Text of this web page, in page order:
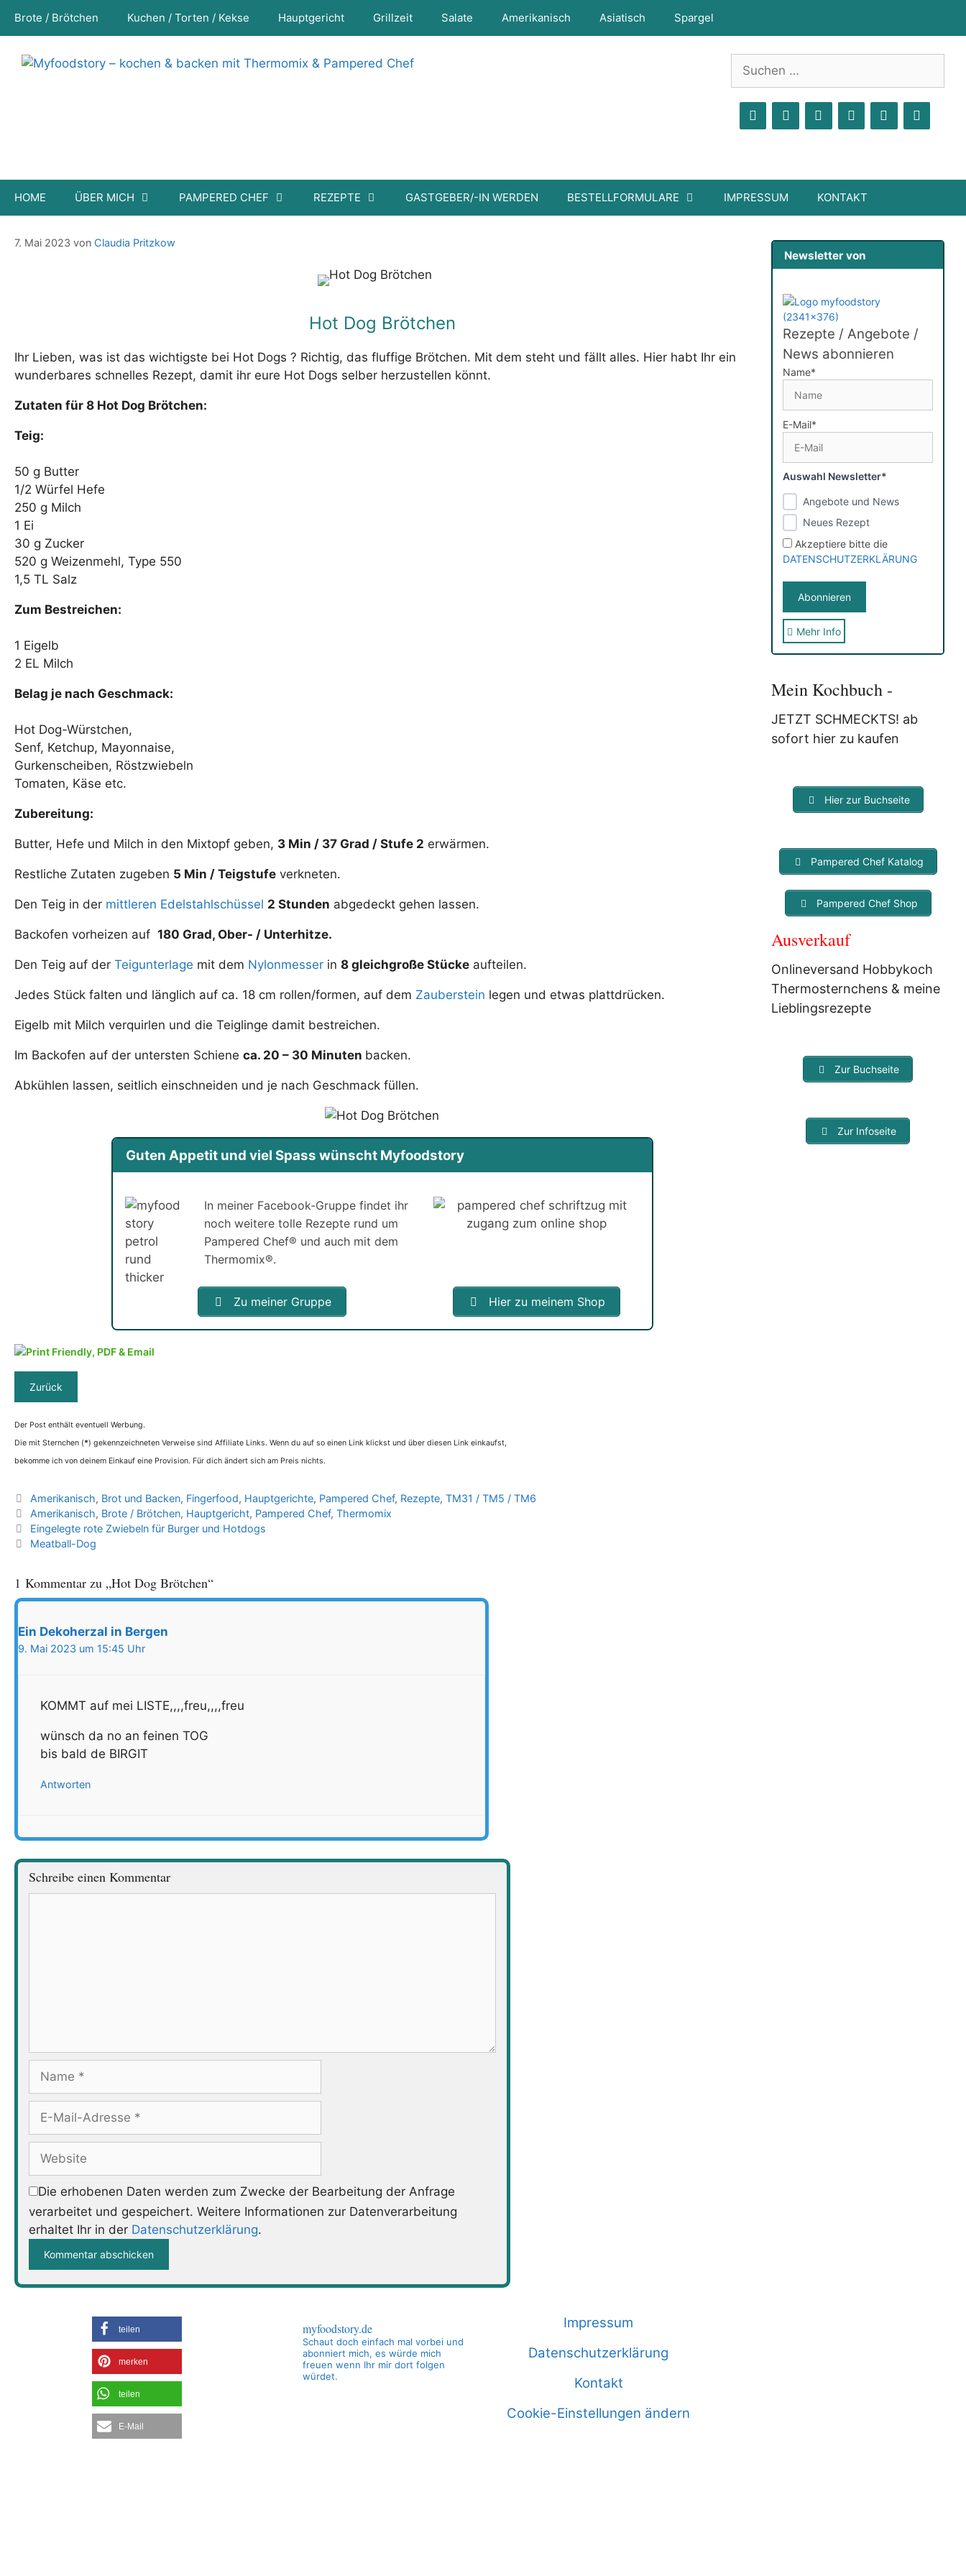
Inhalt
Brote / Brötchen Kuchen / Torten / Kekse Hauptgericht Grillzeit Salate Amerikanisch Asiatisch Spargel
Suchen
nach:
HOME ÜBER MICH PAMPERED CHEF REZEPTE GASTGEBER/-IN WERDEN BESTELLFORMULARE IMPRESSUM KONTAKT
Hot Dog Brötchen
7. Mai 2023 von Claudia Pritzkow
Hot Dog Brötchen
Ihr Lieben, was ist das wichtigste bei Hot Dogs ? Richtig, das fluffige Brötchen. Mit dem steht und fällt alles. Hier habt Ihr ein
wunderbares schnelles Rezept, damit ihr eure Hot Dogs selber herzustellen könnt.
Zutaten für 8 Hot Dog Brötchen:
Teig:
50 g Butter
1/2 Würfel Hefe
250 g Milch
1 Ei
30 g Zucker
520 g Weizenmehl, Type 550
1,5 TL Salz
Zum Bestreichen:
1 Eigelb
2 EL Milch
Belag je nach Geschmack:
Hot Dog-Würstchen,
Senf, Ketchup, Mayonnaise,
Gurkenscheiben, Röstzwiebeln
Tomaten, Käse etc.
Zubereitung:
Butter, Hefe und Milch in den Mixtopf geben, 3 Min / 37 Grad / Stufe 2 erwärmen.
Restliche Zutaten zugeben 5 Min / Teigstufe verkneten.
Den Teig in der mittleren Edelstahlschüssel 2 Stunden abgedeckt gehen lassen.
Backofen vorheizen auf 180 Grad, Ober- / Unterhitze.
Den Teig auf der Teigunterlage mit dem Nylonmesser in 8 gleichgroße Stücke aufteilen.
Jedes Stück falten und länglich auf ca. 18 cm rollen/formen, auf dem Zauberstein legen und etwas plattdrücken.
Eigelb mit Milch verquirlen und die Teiglinge damit bestreichen.
Im Backofen auf der untersten Schiene ca. 20 – 30 Minuten backen.
Abkühlen lassen, seitlich einschneiden und je nach Geschmack füllen.
Guten Appetit und viel Spass wünscht Myfoodstory
In meiner Facebook-Gruppe findet ihr
noch weitere tolle Rezepte rund um
Pampered Chef® und auch mit dem
Thermomix®.
Zu meiner Gruppe Hier zu meinem Shop
Der Post enthält eventuell Werbung.
Die mit Sternchen (*) gekennzeichneten Verweise sind Affiliate Links. Wenn du auf so einen Link klickst und über diesen Link einkaufst,
bekomme ich von deinem Einkauf eine Provision. Für dich ändert sich am Preis nichts.
Kategorien
Amerikanisch, Brot und Backen, Fingerfood, Hauptgerichte, Pampered Chef, Rezepte, TM31 / TM5 / TM6
Schlagwörter
Amerikanisch, Brote / Brötchen, Hauptgericht, Pampered Chef, Thermomix
Eingelegte rote Zwiebeln für Burger und Hotdogs
Meatball-Dog
1 Kommentar zu „Hot Dog Brötchen“
Ein Dekoherzal in Bergen
9. Mai 2023 um 15:45 Uhr
KOMMT auf mei LISTE,,,,freu,,,,freu
wünsch da no an feinen TOG
bis bald de BIRGIT
Antworten
Schreibe einen Kommentar
Name
Adresse
Website
Die erhobenen Daten werden zum Zwecke der Bearbeitung der Anfrage
verarbeitet und gespeichert. Weitere Informationen zur Datenverarbeitung
erhaltet Ihr in der Datenschutzerklärung.
Newsletter von
Rezepte / Angebote /
News abonnieren
Name*
E-Mail*
Auswahl Newsletter*
Angebote und News
Neues Rezept
Akzeptiere bitte die
DATENSCHUTZERKLÄRUNG
Sie erhalten nach der
Mit der Nutzung dieses
der Speicherung und
Verarbeitung Deiner Daten
werdenNICHTan Dritte
weitergegeben und dienen nur
für diesen Service!
Mehr Info
Mein Kochbuch -
JETZT SCHMECKTS! ab
sofort hier zu kaufen
Hier zur Buchseite
Pampered Chef Katalog
Pampered Chef Shop
Ausverkauf
Onlineversand Hobbykoch
Thermosternchens & meine
Lieblingsrezepte
Zur Buchseite
Zur Infoseite
teilen
merken
teilen
E-Mail
myfoodstory.de
Schaut doch einfach mal vorbei und
abonniert mich, es würde mich
freuen wenn Ihr mir dort folgen
würdet.
Impressum
Datenschutzerklärung
Kontakt
Cookie-Einstellungen ändern